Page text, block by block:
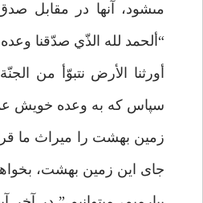
مى‏شود، آنها در مقابل
“ألحمد لله الذّي صدّقنا
أورثنا الأرض نتبوّأ من
سپاس كه به وعده خويش
زمين بهشت را ميراث ما
جاى اين زمين بهشت،